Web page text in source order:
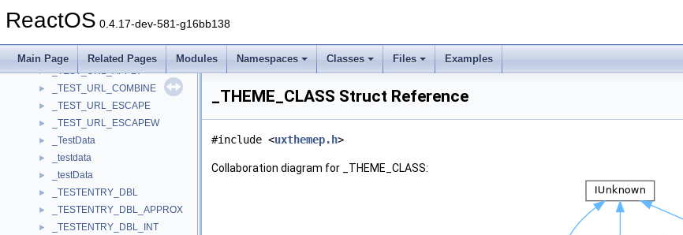
ReactOS 0.4.17-dev-581-g16bb138
Main Page Related Pages Modules Namespaces Classes Files Examples
► _TEST_UNIT_READY_USER_OUT
► _TEST_UNWIND_INFO
► _TEST_URL_APPLY
► _TEST_URL_COMBINE
► _TEST_URL_ESCAPE
► _TEST_URL_ESCAPEW
► _TestData
► _testdata
► _testData
► _TESTENTRY_DBL
► _TESTENTRY_DBL_APPROX
► _TESTENTRY_DBL_INT
_THEME_CLASS Struct Reference
#include <uxthemep.h>
Collaboration diagram for _THEME_CLASS: